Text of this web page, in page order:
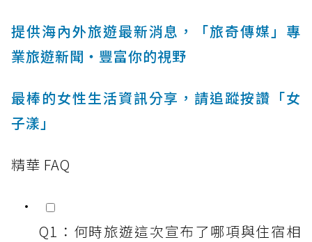
提供海內外旅遊最新消息，「旅奇傳媒」專
業旅遊新聞‧豐富你的視野
最棒的女性生活資訊分享，請追蹤按讚「女
子漾」
精華 FAQ
Q1：何時旅遊這次宣布了哪項與住宿相